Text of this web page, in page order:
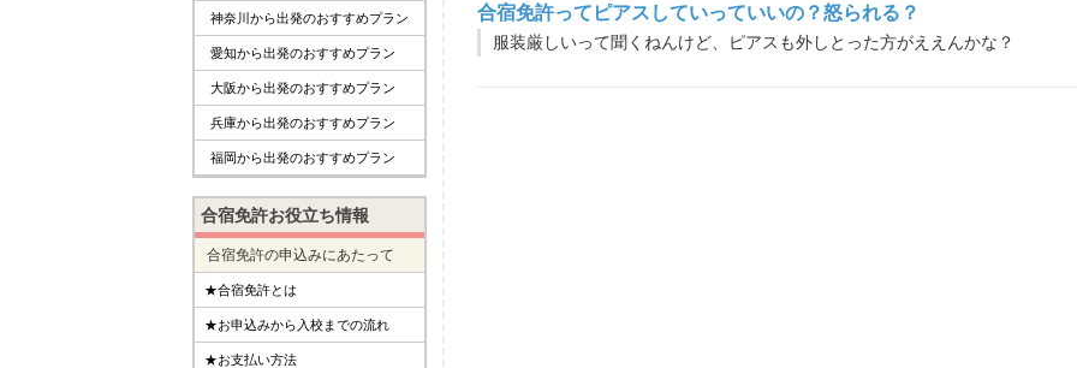
合宿免許ってピアスしていっていいの？怒られる？
服装厳しいって聞くねんけど、ピアスも外しとった方がええんかな？
神奈川から出発のおすすめプラン
愛知から出発のおすすめプラン
大阪から出発のおすすめプラン
兵庫から出発のおすすめプラン
福岡から出発のおすすめプラン
合宿免許お役立ち情報
合宿免許の申込みにあたって
★合宿免許とは
★お申込みから入校までの流れ
★お支払い方法